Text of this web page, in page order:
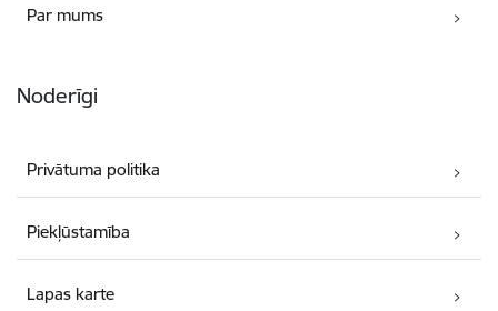
Par mums
Noderīgi
Privātuma politika
Piekļūstamība
Lapas karte